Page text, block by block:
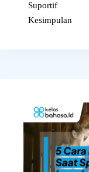
Suportif
Kesimpulan